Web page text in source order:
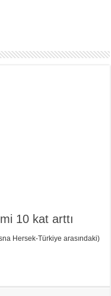
10 kat arttı
Hersek-Türkiye arasındaki)